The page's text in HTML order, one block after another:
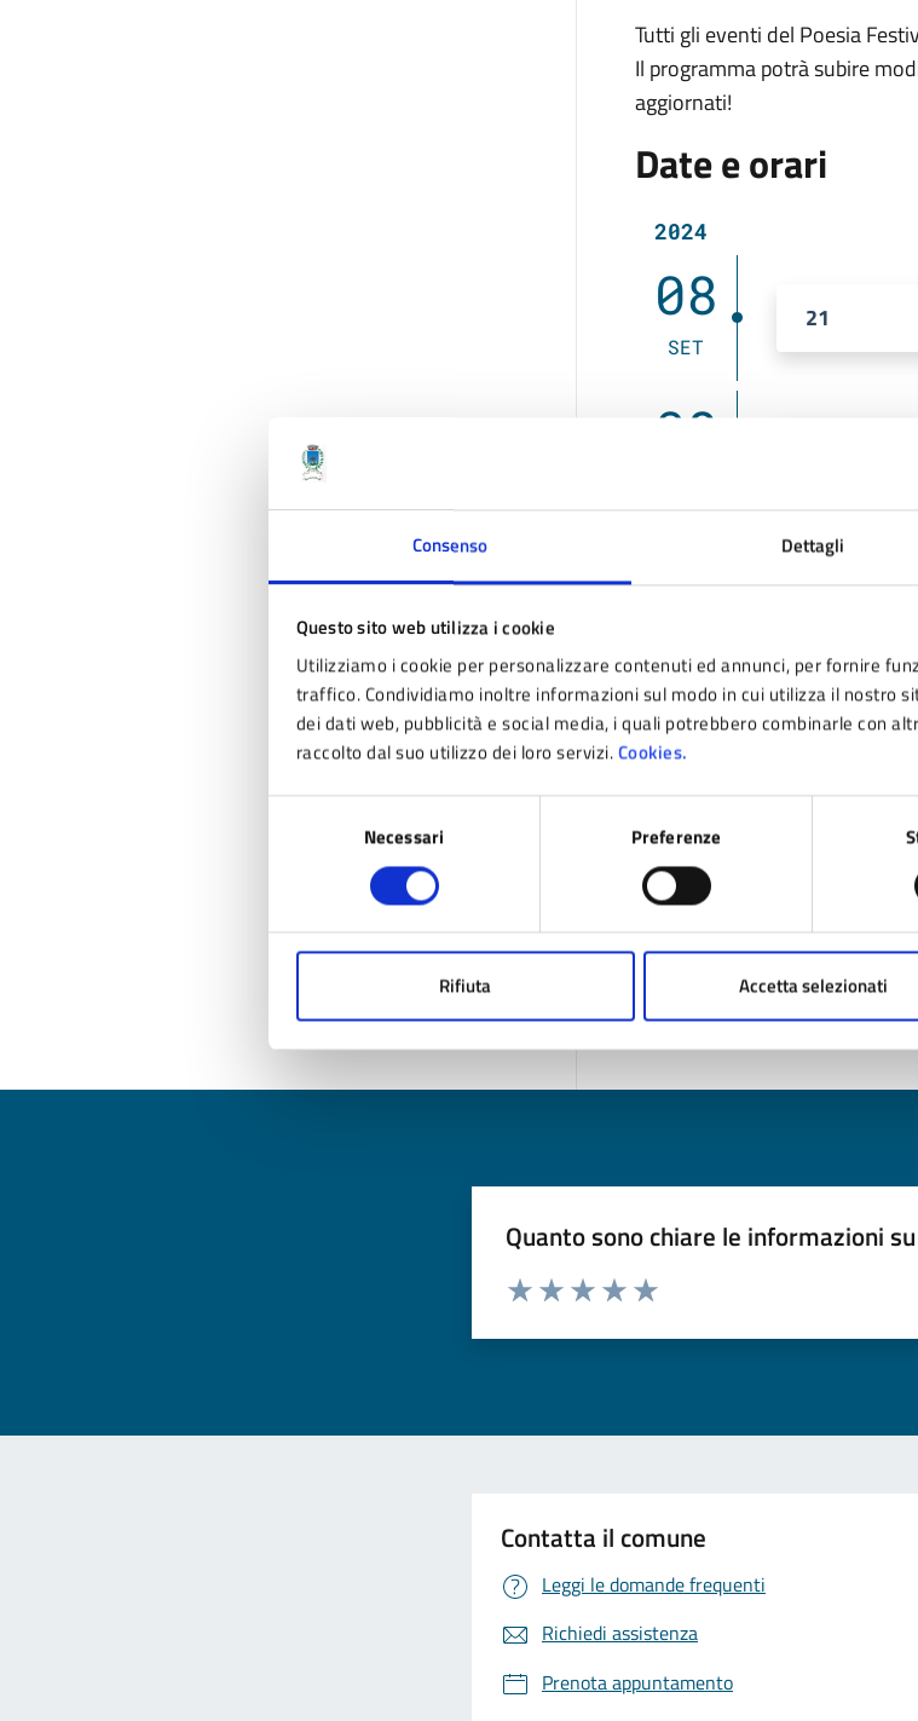
Consenso Dettagli
Questo sito web utilizza i cookie
Utilizziamo i cookie per personalizzare contenuti ed annunci, per fornire
traffico. Condividiamo inoltre informazioni sul modo in cui utilizza il nostro
dei dati web, pubblicità e social media, i quali potrebbero combinarle con
raccolto dal suo utilizzo dei loro servizi.Cookies.
Necessari Preferenze
Rifiuta Accetta selezionati
Tutti gli eventi del Poesia
Il programma potrà subire
aggiornati!
Date e orari
2024
08
SET
21
08
Gratuito
Allegati
Locandina Poesia
Quanto sono chiare le informazioni
Valuta da 1 a 5 stelle la pagina
Contatta il comune
Leggi le domande frequenti
Richiedi assistenza
Prenota appuntamento